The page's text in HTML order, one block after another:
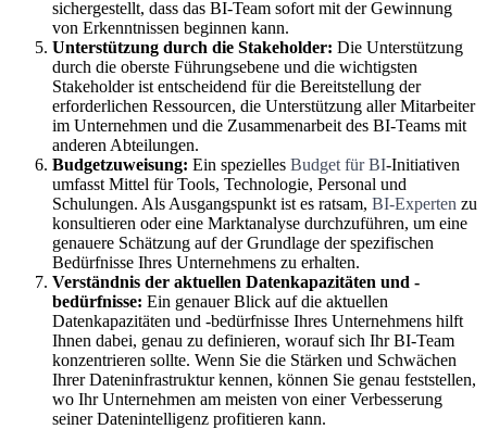
sichergestellt, dass das BI-Team sofort mit der Gewinnung
von Erkenntnissen beginnen kann.
Unterstützung durch die Stakeholder: Die Unterstützung
durch die oberste Führungsebene und die wichtigsten
Stakeholder ist entscheidend für die Bereitstellung der
erforderlichen Ressourcen, die Unterstützung aller Mitarbeiter
im Unternehmen und die Zusammenarbeit des BI-Teams mit
anderen Abteilungen.
Budgetzuweisung: Ein spezielles Budget für BI-Initiativen
umfasst Mittel für Tools, Technologie, Personal und
Schulungen. Als Ausgangspunkt ist es ratsam, BI-Experten zu
konsultieren oder eine Marktanalyse durchzuführen, um eine
genauere Schätzung auf der Grundlage der spezifischen
Bedürfnisse Ihres Unternehmens zu erhalten.
Verständnis der aktuellen Datenkapazitäten und -
bedürfnisse: Ein genauer Blick auf die aktuellen
Datenkapazitäten und -bedürfnisse Ihres Unternehmens hilft
Ihnen dabei, genau zu definieren, worauf sich Ihr BI-Team
konzentrieren sollte. Wenn Sie die Stärken und Schwächen
Ihrer Dateninfrastruktur kennen, können Sie genau feststellen,
wo Ihr Unternehmen am meisten von einer Verbesserung
seiner Datenintelligenz profitieren kann.